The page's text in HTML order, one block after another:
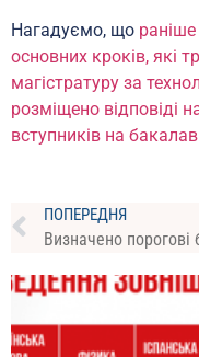
Нагадуємо, що
основних кроків, які
магістратуру за
розміщено відповіді
вступників на
ПОПЕРЕДНЯ